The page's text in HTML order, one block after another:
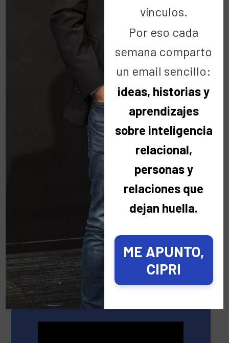
vida de éxito es aquella que deja un legado de
bondad, y no hay milagros de por medio.
La fuerza que lo hará posible está dentro de ti.
¡LO QUIERO!
Gracias por
acompañarme en la
presentación
VÍDEO PRESENTACIÓN
vínculos.
Por eso cada
semana comparto
un email sencillo:
ideas, historias y
aprendizajes
sobre inteligencia
relacional,
personas y
relaciones que
dejan huella.
ME APUNTO,
CIPRI